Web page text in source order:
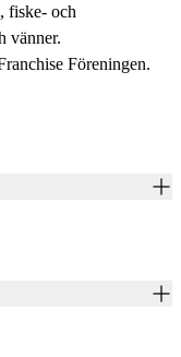
fiske- och
vänner.
Föreningen.